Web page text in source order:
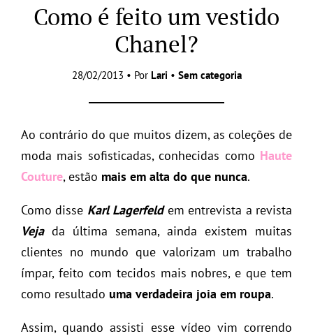
Como é feito um vestido
Chanel?
28/02/2013 • Por Lari • Sem categoria
Ao contrário do que muitos dizem, as coleções de
moda mais sofisticadas, conhecidas como Haute
Couture, estão mais em alta do que nunca.
Como disse Karl Lagerfeldem entrevista a revista
Vejada última semana, ainda existem muitas
clientes no mundo que valorizam um trabalho
ímpar, feito com tecidos mais nobres, e que tem
como resultado uma verdadeira joia em roupa.
Assim, quando assisti esse vídeo vim correndo